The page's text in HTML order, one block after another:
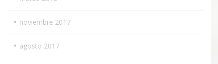
noviembre 2017
agosto 2017